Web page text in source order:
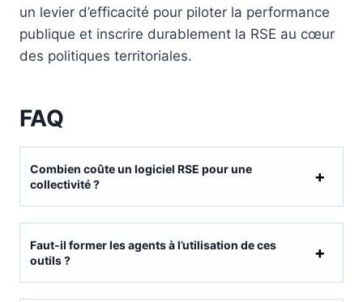
un levier d’efficacité pour piloter la performance
publique et inscrire durablement la RSE au cœur
des politiques territoriales.
FAQ
Combien coûte un logiciel RSE pour une
collectivité ?
Faut-il former les agents à l’utilisation de ces
outils ?